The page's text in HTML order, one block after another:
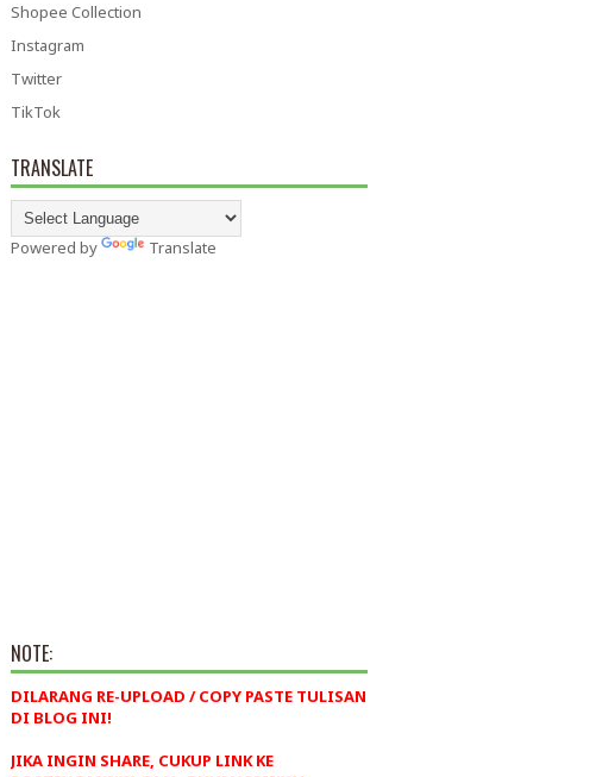
Shopee Collection
Instagram
Twitter
TikTok
TRANSLATE
Powered by Translate
NOTE:
DILARANG RE-UPLOAD / COPY PASTE TULISAN
DI BLOG INI!
JIKA INGIN SHARE, CUKUP LINK KE